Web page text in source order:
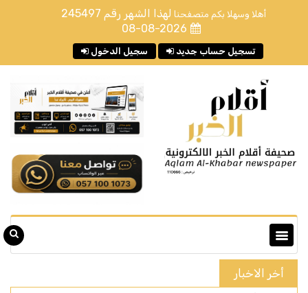
أهلا وسهلا بكم متصفحنا لهذا الشهر رقم 245497
08-08-2026
سجيل الدخول تسجيل حساب جديد
أخر الاخبار